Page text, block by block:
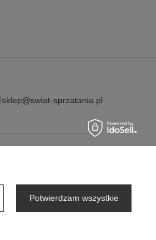
sklep@swiat-sprzatania.pl
Potwierdzam wszystkie